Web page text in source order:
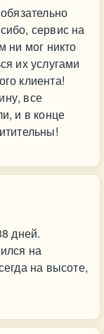
сервис на
ни мог никто
их услугами
клиента!
все
и в конце
дней.
на
на высоте,